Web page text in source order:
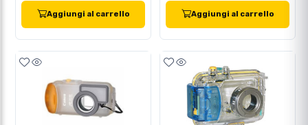
Aggiungi al carrello Aggiungi al carrello